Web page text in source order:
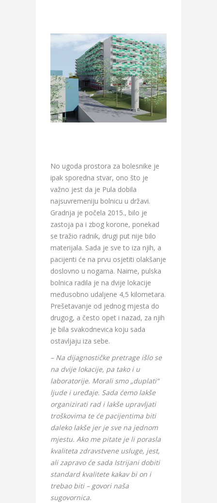
No ugoda prostora za bolesnike je
ipak sporedna stvar, ono što je
važno jest da je Pula dobila
najsuvremeniju bolnicu u državi.
Gradnja je počela 2015., bilo je
zastoja pa i zbog korone, ponekad
se tražio radnik, drugi put nije bilo
materijala. Sada je sve to iza njih, a
pacijenti će na prvu osjetiti olakšanje
doslovno u nogama. Naime, pulska
bolnica radila je na dvije lokacije
međusobno udaljene 4,5 kilometara.
Prešetavanje od jednog mjesta do
drugog, a često opet i nazad, za njih
je bila svakodnevica koju sada
ostavljaju iza sebe.
– Na dijagnostičke pretrage išlo se
na dvije lokacije, pa tako i u
laboratorije. Morali smo „duplati“
ljude i uređaje. Sada ćemo lakše
organizirati rad i lakše upravljati
troškovima te će pacijentima biti
daleko lakše jer je sve na jednom
mjestu. Ako me pitate je li porasla
kvaliteta zdravstvene usluge, jest,
ali zapravo će sada Istrijani dobiti
standard kvalitete kakav bi on i
trebao biti – govori naša
sugovornica.